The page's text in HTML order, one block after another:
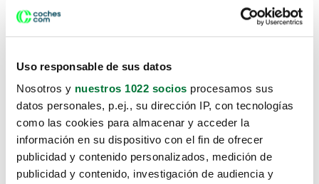
Uso responsable de sus datos
Nosotros y nuestros 1022 socios procesamos sus
datos personales, p.ej., su dirección IP, con tecnologías
como las cookies para almacenar y acceder la
información en su dispositivo con el fin de ofrecer
publicidad y contenido personalizados, medición de
publicidad y contenido, investigación de audiencia y
Lo sentimos, no sabemos como
te hemos traido hasta aquí.